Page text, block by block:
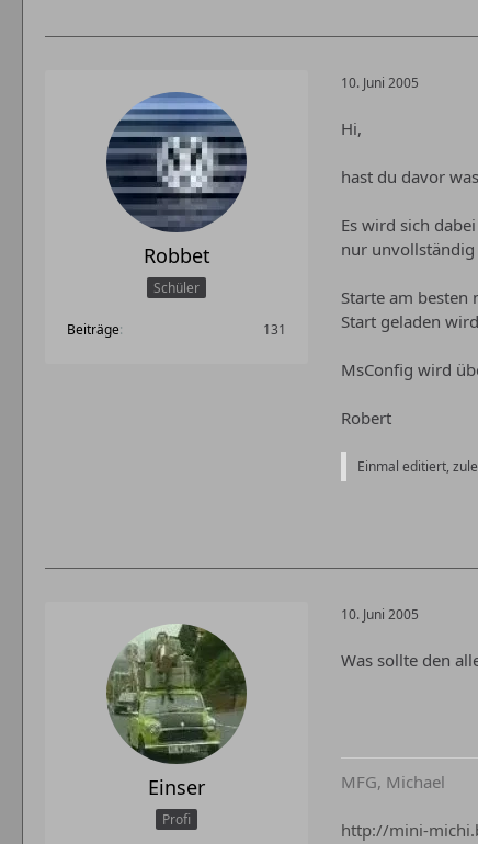
Robbet
Schüler
Beiträge 131
10. Juni 2005
Hi,
hast du davor
Es wird sich
nur
Starte am
Start geladen
MsConfig wird
Robert
Einmal editiert,
Einser
Profi
10. Juni 2005
Was sollte den
MFG, Michael
http://mini-